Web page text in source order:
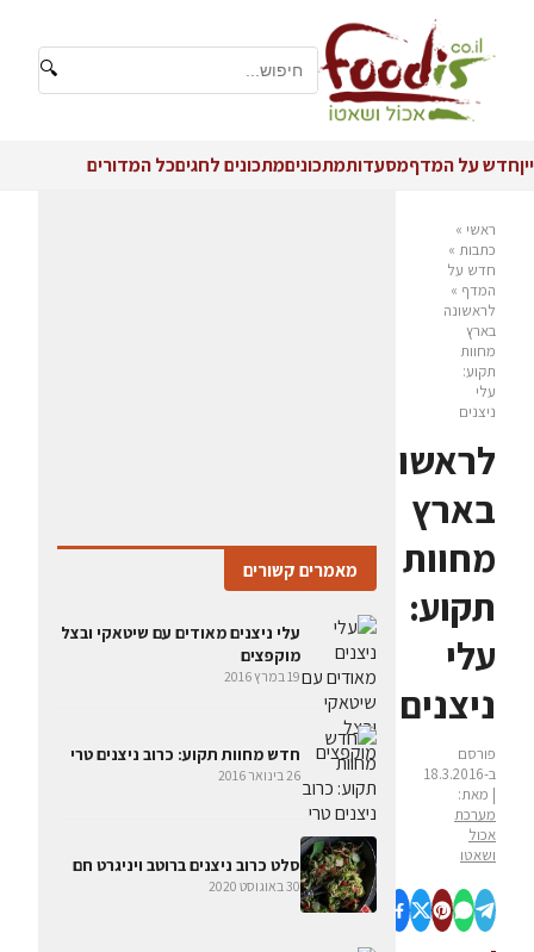
🔍
ייןחדש על המדףמסעדותמתכוניםמתכונים לחגיםכל המדורים
ראשי »
כתבות »
חדש על
המדף »
לראשונה
בארץ
מחוות
תקוע:
עלי
ניצנים
לראשונה
בארץ
מחוות
תקוע:
עלי
ניצנים
פורסם
ב-18.3.2016
| מאת:
מערכת
אכול
ושאטו
מאמרים קשורים
עלי ניצנים מאודים עם שיטאקי ובצל
מוקפצים
19 במרץ 2016
חדש מחוות תקוע: כרוב ניצנים טרי
26 בינואר 2016
סלט כרוב ניצנים ברוטב ויניגרט חם
30 באוגוסט 2020